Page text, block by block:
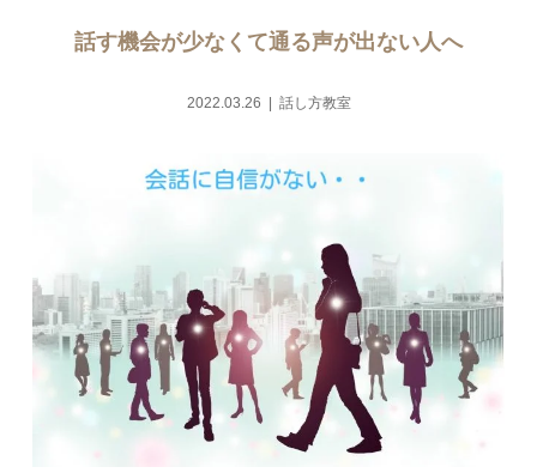
話す機会が少なくて通る声が出ない人へ
2022.03.26 話し方教室